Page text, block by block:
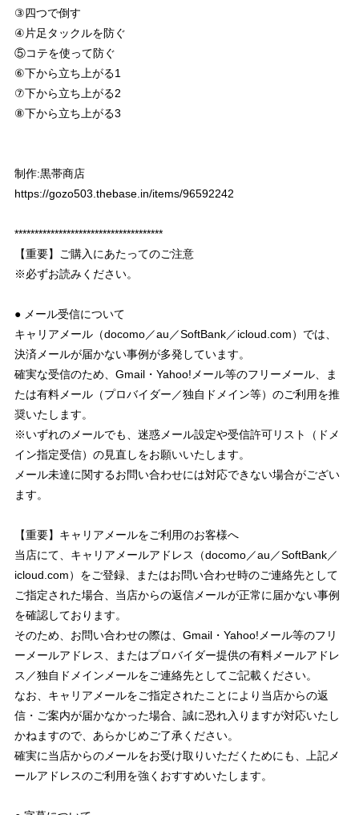
③四つで倒す
④片足タックルを防ぐ
⑤コテを使って防ぐ
⑥下から立ち上がる1
⑦下から立ち上がる2
⑧下から立ち上がる3
制作:黒帯商店
https://gozo503.thebase.in/items/96592242
*************************************
【重要】ご購入にあたってのご注意
※必ずお読みください。
● メール受信について
キャリアメール（docomo／au／SoftBank／icloud.com）では、
決済メールが届かない事例が多発しています。
確実な受信のため、Gmail・Yahoo!メール等のフリーメール、ま
たは有料メール（プロバイダー／独自ドメイン等）のご利用を推
奨いたします。
※いずれのメールでも、迷惑メール設定や受信許可リスト（ドメ
イン指定受信）の見直しをお願いいたします。
メール未達に関するお問い合わせには対応できない場合がござい
ます。
【重要】キャリアメールをご利用のお客様へ
当店にて、キャリアメールアドレス（docomo／au／SoftBank／
icloud.com）をご登録、またはお問い合わせ時のご連絡先として
ご指定された場合、当店からの返信メールが正常に届かない事例
を確認しております。
そのため、お問い合わせの際は、Gmail・Yahoo!メール等のフリ
ーメールアドレス、またはプロバイダー提供の有料メールアドレ
ス／独自ドメインメールをご連絡先としてご記載ください。
なお、キャリアメールをご指定されたことにより当店からの返
信・ご案内が届かなかった場合、誠に恐れ入りますが対応いたし
かねますので、あらかじめご了承ください。
確実に当店からのメールをお受け取りいただくためにも、上記メ
ールアドレスのご利用を強くおすすめいたします。